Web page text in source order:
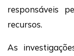
responsáveis
recursos.
As